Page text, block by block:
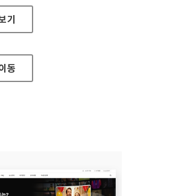
STORE(모바일웹)
기
동